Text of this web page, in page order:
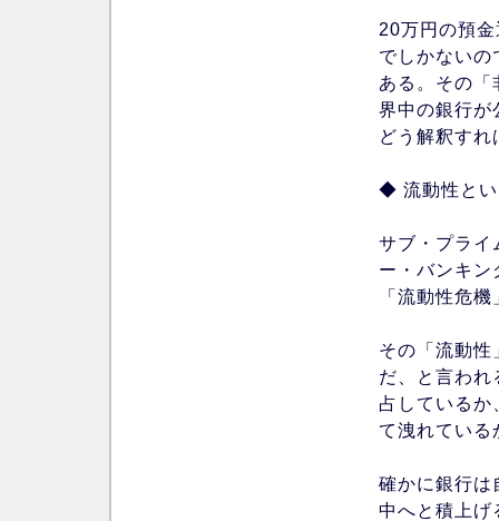
20万円の預
でしかないの
ある。その「
界中の銀行が
どう解釈す
◆ 流動性と
サブ・プライ
ー・バンキン
「流動性危
その「流動性
だ、と言われ
占しているか
て洩れている
確かに銀行は
中へと積上げ